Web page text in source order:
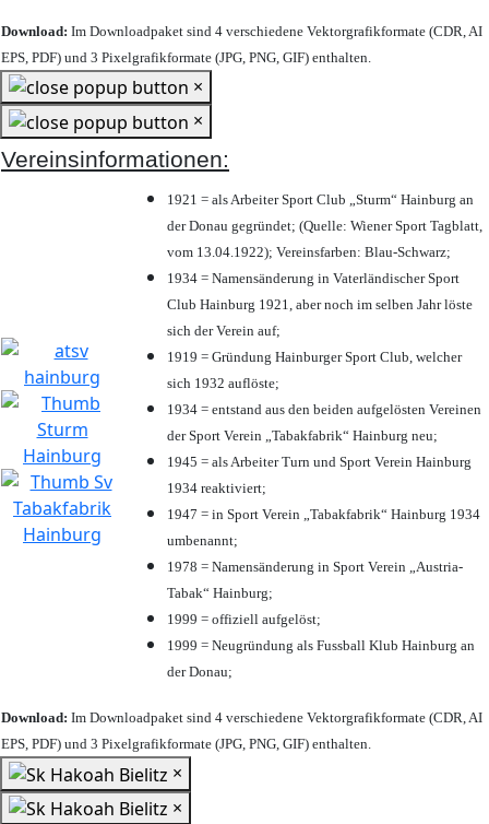
Download: Im Downloadpaket sind 4 verschiedene Vektorgrafikformate (CDR, AI
EPS, PDF) und 3 Pixelgrafikformate (JPG, PNG, GIF) enthalten.
×
×
Vereinsinformationen:
1921 = als Arbeiter Sport Club „Sturm“ Hainburg an
der Donau gegründet; (Quelle: Wiener Sport Tagblatt,
vom 13.04.1922); Vereinsfarben: Blau-Schwarz;
1934 = Namensänderung in Vaterländischer Sport
Club Hainburg 1921, aber noch im selben Jahr löste
sich der Verein auf;
1919 = Gründung Hainburger Sport Club, welcher
sich 1932 auflöste;
1934 = entstand aus den beiden aufgelösten Vereinen
der Sport Verein „Tabakfabrik“ Hainburg neu;
1945 = als Arbeiter Turn und Sport Verein Hainburg
1934 reaktiviert;
1947 = in Sport Verein „Tabakfabrik“ Hainburg 1934
umbenannt;
1978 = Namensänderung in Sport Verein „Austria-
Tabak“ Hainburg;
1999 = offiziell aufgelöst;
1999 = Neugründung als Fussball Klub Hainburg an
der Donau;
Download: Im Downloadpaket sind 4 verschiedene Vektorgrafikformate (CDR, AI
EPS, PDF) und 3 Pixelgrafikformate (JPG, PNG, GIF) enthalten.
×
×